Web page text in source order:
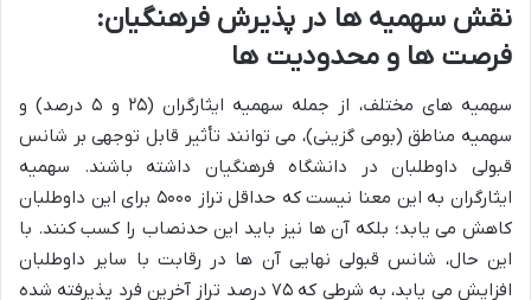
نقش سهمیه ها در پذیرش فرهنگیان:
فرصت ها و محدودیت ها
سهمیه های مختلف، از جمله سهمیه ایثارگران (۲۵ و ۵ درصد) و
سهمیه مناطق (بومی گزینی)، می توانند تأثیر قابل توجهی بر شانس
قبولی داوطلبان در دانشگاه فرهنگیان داشته باشند. سهمیه
ایثارگران به این معنا نیست که حداقل تراز ۵۰۰۰ برای این داوطلبان
کاهش می یابد؛ بلکه آن ها نیز باید این حدنصاب را کسب کنند. با
این حال، شانس قبولی نهایی آن ها در رقابت با سایر داوطلبان
افزایش می یابد، به شرطی که ۷۵ درصد تراز آخرین فرد پذیرفته شده